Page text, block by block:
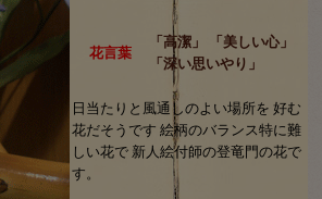
花言葉
「高潔」 「美しい心」
「深い思いやり」
日当たりと風通しのよい場所を 好む
花だそうです 絵柄のバランス特に難
しい花で 新人絵付師の登竜門の花で
す。